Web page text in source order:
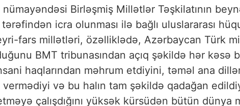
Birləşmiş Millətlər Təşkilatının
icra olunması ilə bağlı uluslararası
fars millətləri, özəlliklədə, Azərbaycan Türk
BMT tribunasından açıq şəkildə hər kəsə
haqlarından məhrum etdiyini, təməl ana
və bu halın tam şəkildə qadağan
çalışdığını yüksək kürsüdən bütün